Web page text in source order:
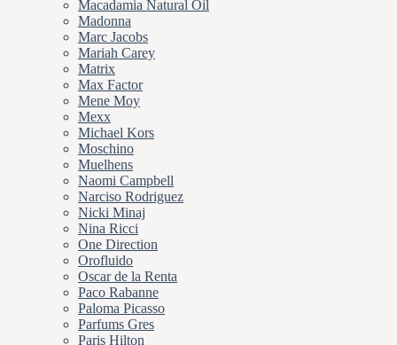
Macadamia Natural Oil
Madonna
Marc Jacobs
Mariah Carey
Matrix
Max Factor
Mene Moy
Mexx
Michael Kors
Moschino
Muelhens
Naomi Campbell
Narciso Rodriguez
Nicki Minaj
Nina Ricci
One Direction
Orofluido
Oscar de la Renta
Paco Rabanne
Paloma Picasso
Parfums Gres
Paris Hilton